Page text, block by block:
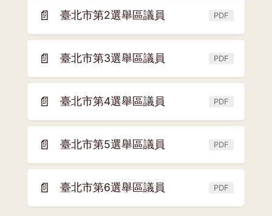
新
視
窗)
📄 臺北市第2選舉區議員 PDF
(另
開
新
視
窗)
📄 臺北市第3選舉區議員 PDF
(另
開
新
視
窗)
📄 臺北市第4選舉區議員 PDF
(另
開
新
視
窗)
📄 臺北市第5選舉區議員 PDF
(另
開
新
視
窗)
📄 臺北市第6選舉區議員 PDF
(另
開